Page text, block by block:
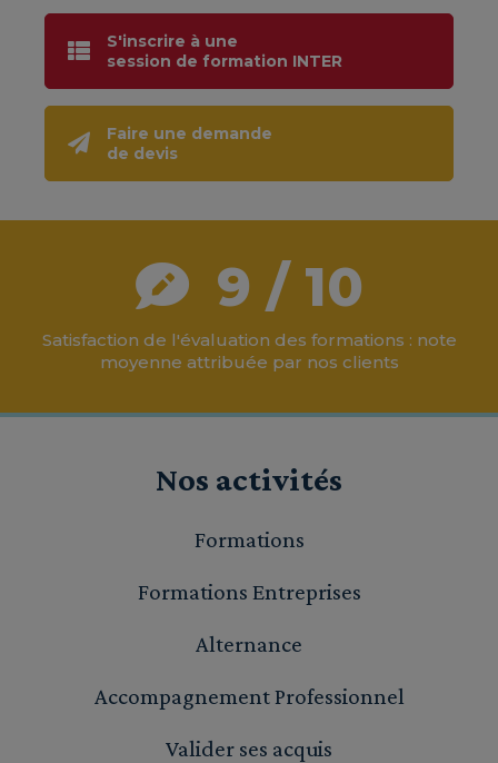
S'inscrire à une
session de formation INTER
Faire une demande
de devis
9 / 10
Satisfaction de l'évaluation des formations : note
moyenne attribuée par nos clients
Nos activités
Formations
Formations Entreprises
Alternance
Accompagnement Professionnel
Valider ses acquis